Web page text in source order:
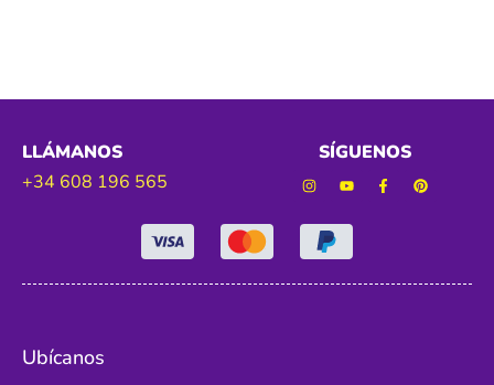
LLÁMANOS
+34 608 196 565
SÍGUENOS
Ubícanos